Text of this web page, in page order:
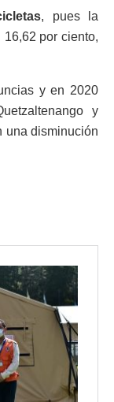
, pues la
por ciento,
y en 2020
y
una disminución